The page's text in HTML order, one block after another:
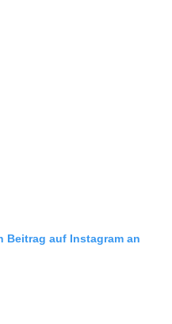
Beitrag auf Instagram an